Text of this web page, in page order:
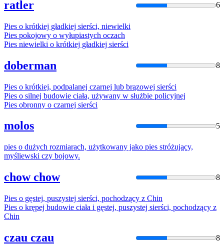
ratler 6
Pies o krótkiej gładkiej sierści, niewielki
Pies pokojowy o wyłupiastych oczach
Pies niewielki o krótkiej gładkiej sierści
doberman 8
Pies o krótkiej, podpalanej czarnej lub brązowej sierści
Pies o silnej budowie ciała, używany w służbie policyjnej
Pies obronny o czarnej sierści
molos 5
pies o dużych rozmiarach, użytkowany jako pies stróżujący,
myśliewski czy bojowy.
chow chow 8
Pies o gęstej, puszystej sierści, pochodzący z Chin
Pies o krępej budowie ciała i gęstej, puszystej sierści, pochodzący z
Chin
czau czau 8